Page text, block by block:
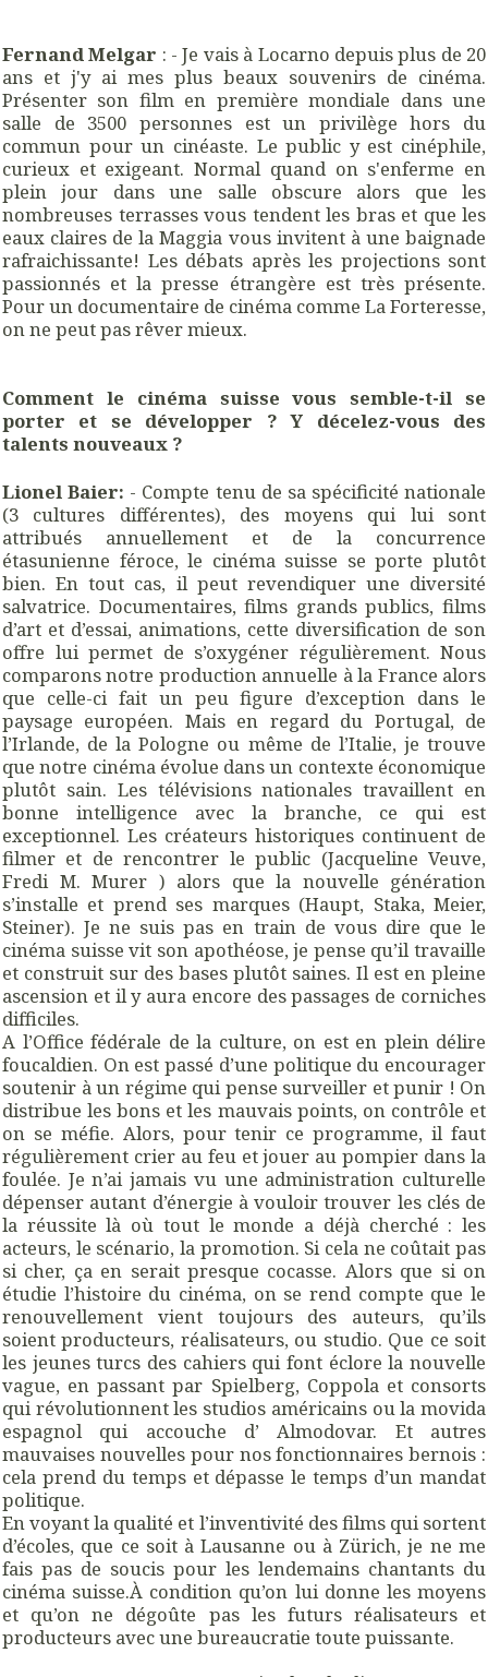
Fernand Melgar : - Je vais à Locarno depuis plus de 20
ans et j'y ai mes plus beaux souvenirs de cinéma.
Présenter son film en première mondiale dans une
salle de 3500 personnes est un privilège hors du
commun pour un cinéaste. Le public y est cinéphile,
curieux et exigeant. Normal quand on s'enferme en
plein jour dans une salle obscure alors que les
nombreuses terrasses vous tendent les bras et que les
eaux claires de la Maggia vous invitent à une baignade
rafraichissante! Les débats après les projections sont
passionnés et la presse étrangère est très présente.
Pour un documentaire de cinéma comme La Forteresse,
on ne peut pas rêver mieux.
Comment le cinéma suisse vous semble-t-il se
porter et se développer ? Y décelez-vous des
talents nouveaux ?
Lionel Baier: - Compte tenu de sa spécificité nationale
(3 cultures différentes), des moyens qui lui sont
attribués annuellement et de la concurrence
étasunienne féroce, le cinéma suisse se porte plutôt
bien. En tout cas, il peut revendiquer une diversité
salvatrice. Documentaires, films grands publics, films
d’art et d’essai, animations, cette diversification de son
offre lui permet de s’oxygéner régulièrement. Nous
comparons notre production annuelle à la France alors
que celle-ci fait un peu figure d’exception dans le
paysage européen. Mais en regard du Portugal, de
l’Irlande, de la Pologne ou même de l’Italie, je trouve
que notre cinéma évolue dans un contexte économique
plutôt sain. Les télévisions nationales travaillent en
bonne intelligence avec la branche, ce qui est
exceptionnel. Les créateurs historiques continuent de
filmer et de rencontrer le public (Jacqueline Veuve,
Fredi M. Murer ) alors que la nouvelle génération
s’installe et prend ses marques (Haupt, Staka, Meier,
Steiner). Je ne suis pas en train de vous dire que le
cinéma suisse vit son apothéose, je pense qu’il travaille
et construit sur des bases plutôt saines. Il est en pleine
ascension et il y aura encore des passages de corniches
difficiles.
A l’Office fédérale de la culture, on est en plein délire
foucaldien. On est passé d’une politique du encourager
soutenir à un régime qui pense surveiller et punir ! On
distribue les bons et les mauvais points, on contrôle et
on se méfie. Alors, pour tenir ce programme, il faut
régulièrement crier au feu et jouer au pompier dans la
foulée. Je n’ai jamais vu une administration culturelle
dépenser autant d’énergie à vouloir trouver les clés de
la réussite là où tout le monde a déjà cherché : les
acteurs, le scénario, la promotion. Si cela ne coûtait pas
si cher, ça en serait presque cocasse. Alors que si on
étudie l’histoire du cinéma, on se rend compte que le
renouvellement vient toujours des auteurs, qu’ils
soient producteurs, réalisateurs, ou studio. Que ce soit
les jeunes turcs des cahiers qui font éclore la nouvelle
vague, en passant par Spielberg, Coppola et consorts
qui révolutionnent les studios américains ou la movida
espagnol qui accouche d’ Almodovar. Et autres
mauvaises nouvelles pour nos fonctionnaires bernois :
cela prend du temps et dépasse le temps d’un mandat
politique.
En voyant la qualité et l’inventivité des films qui sortent
d’écoles, que ce soit à Lausanne ou à Zürich, je ne me
fais pas de soucis pour les lendemains chantants du
cinéma suisse.À condition qu’on lui donne les moyens
et qu’on ne dégoûte pas les futurs réalisateurs et
producteurs avec une bureaucratie toute puissante.